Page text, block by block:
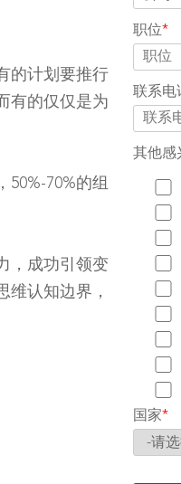
的计划要推行
有的仅仅是为
70%的组
，成功引领变
维认知边界，
职位*
联系电
其他感
国家*